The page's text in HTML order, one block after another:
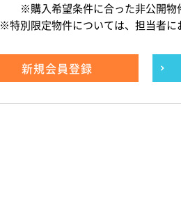
※購入希望条件に合った非公開物
※特別限定物件については、担当者に
新規会員登録